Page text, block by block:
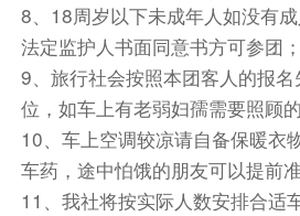
8、18周岁以下未成年人如没有
法定监护人书面同意书方可参团；
9、旅行社会按照本团客人的报
位，如车上有老弱妇孺需要照顾
10、车上空调较凉请自备保暖衣
车药，途中怕饿的朋友可以提前
11、我社将按实际人数安排合适